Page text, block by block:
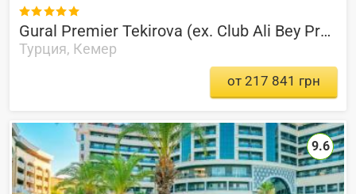

Gural Premier Tekirova (ex. Club Ali Bey Premier Tekirova)
Турция, Кемер
от 217 841 грн
9.6